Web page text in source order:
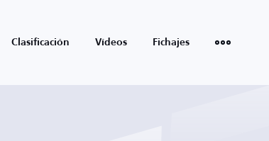
Clasificación Vídeos Fichajes